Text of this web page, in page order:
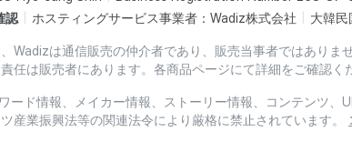
認 ホスティングサービス事業者：Wadiz株式会社 大韓
Wadizは通信販売の仲介者であり、販売当事者ではありま
任は販売者にあります。各商品ページにて詳細をご確認く
ード情報、メイカー情報、ストーリー情報、コンテンツ、
産業振興法等の関連法令により厳格に禁止されています。